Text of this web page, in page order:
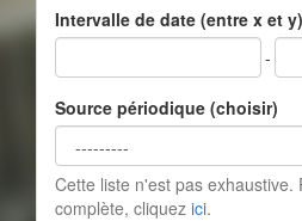
Intervalle de date (entre x et y)
-
Source périodique (choisir)
Cette liste n'est pas exhaustive.
complète, cliquez ici.